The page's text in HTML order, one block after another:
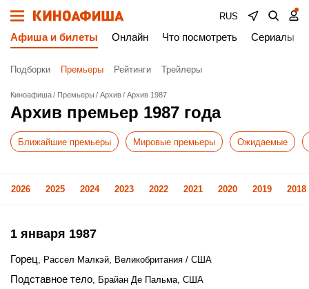
RUS
Афиша и билеты Онлайн Что посмотреть Сериалы
Подборки Премьеры Рейтинги Трейлеры
Киноафиша Премьеры Архив Архив 1987
Архив премьер 1987 года
Ближайшие премьеры Мировые премьеры Ожидаемые
2026 2025 2024 2023 2022 2021 2020 2019 2018
1 января 1987
Горец, Рассел Малкэй, Великобритания / США
Подставное тело, Брайан Де Пальма, США